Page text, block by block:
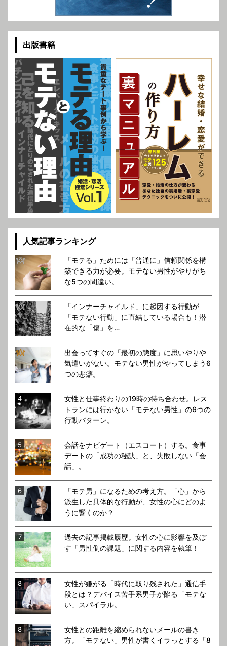
出版書籍
人気記事ランキング
「モテる」ためには「普通に」信頼関係を構
築できる力が必要。モテない男性がやりがち
な5つの間違い。
「インナーチャイルド」に起因する行動が
「モテない行動」に直結している場合も！潜
在的な「傷」を…
出会ってすぐの「最初の態度」に思いやりや
気遣いがない。モテない男性がやってしまう6
つの悪癖。
女性と仕事終わりの19時の待ち合わせ。レス
トランには行かない「モテない男性」の6つの
行動パターン。
会話をナビゲート（エスコート）する。食事
デートの「成功の秘訣」と、失敗しない「会
話」。
「モテ男」になるための考え方。「心」から
派生した具体的な行動が、女性の心にどのよ
うに響くのか？
過去の記事掲載履歴。女性の心に影響を及ぼ
す「男性側の課題」に関する内容を執筆！
女性が嫌がる「時代に取り残された」通信手
段とは？デバイス苦手系男子が陥る「モテな
い」スパイラル。
女性との距離を縮められないメールの書き
方。「モテない」男性が書くイラっとする「8